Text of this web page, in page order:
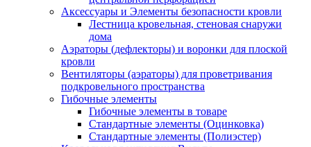
Аксессуары и Элементы безопасности кровли
Лестница кровельная, стеновая снаружи
дома
Аэраторы (дефлекторы) и воронки для плоской
кровли
Вентиляторы (аэраторы) для проветривания
подкровельного пространства
Гибочные элементы
Гибочные элементы в товаре
Стандартные элементы (Оцинковка)
Стандартные элементы (Полиэстер)